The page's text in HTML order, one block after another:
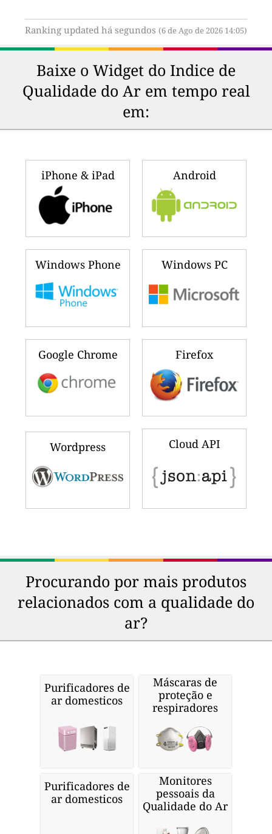
Ranking updated há segundos (6 de Ago de 2026 14:05)
Baixe o Widget do Indice de
Qualidade do Ar em tempo real
em:
iPhone & iPad Android
Windows Phone Windows PC
Google Chrome Firefox
Wordpress Cloud API
Procurando por mais produtos
relacionados com a qualidade do
ar?
Purificadores de
ar domesticos
Máscaras de
proteção e
respiradores
Purificadores de
ar domesticos
Monitores
pessoais da
Qualidade do Ar